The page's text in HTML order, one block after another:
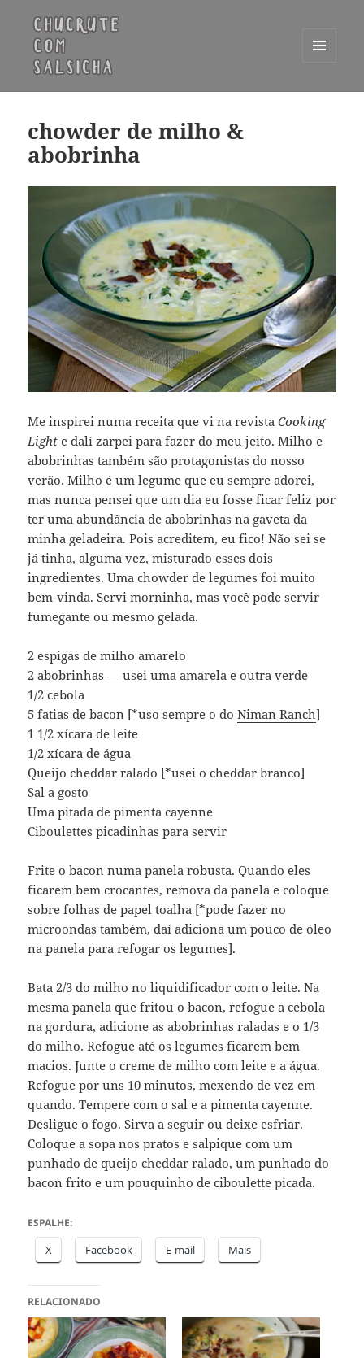
WIDGETS
chowder de milho &
abobrinha
Me inspirei numa receita que vi na revistaCooking
Light e dalí zarpei para fazer do meu jeito. Milho e
abobrinhas também são protagonistas do nosso
verão. Milho é um legume que eu sempre adorei,
mas nunca pensei que um dia eu fosse ficar feliz por
ter uma abundância de abobrinhas na gaveta da
minha geladeira. Pois acreditem, eu fico! Não sei se
já tinha, alguma vez, misturado esses dois
ingredientes. Uma chowder de legumes foi muito
bem-vinda. Servi morninha, mas você pode servir
fumegante ou mesmo gelada.
2 espigas de milho amarelo
2 abobrinhas — usei uma amarela e outra verde
1/2 cebola
5 fatias de bacon [*uso sempre o doNiman Ranch]
1 1/2 xícara de leite
1/2 xícara de água
Queijo cheddar ralado [*usei o cheddar branco]
Sal a gosto
Uma pitada de pimenta cayenne
Ciboulettes picadinhas para servir
Frite o bacon numa panela robusta. Quando eles
ficarem bem crocantes, remova da panela e coloque
sobre folhas de papel toalha [*pode fazer no
microondas também, daí adiciona um pouco de óleo
na panela para refogar os legumes].
Bata 2/3 do milho no liquidificador com o leite. Na
mesma panela que fritou o bacon, refogue a cebola
na gordura, adicione as abobrinhas raladas e o 1/3
do milho. Refogue até os legumes ficarem bem
macios. Junte o creme de milho com leite e a água.
Refogue por uns 10 minutos, mexendo de vez em
quando. Tempere com o sal e a pimenta cayenne.
Desligue o fogo. Sirva a seguir ou deixe esfriar.
Coloque a sopa nos pratos e salpique com um
punhado de queijo cheddar ralado, um punhado do
bacon frito e um pouquinho de ciboulette picada.
ESPALHE:
X Facebook E-mail Mais
RELACIONADO